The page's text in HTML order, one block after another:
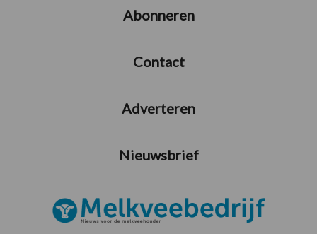
Abonneren
Contact
Adverteren
Nieuwsbrief